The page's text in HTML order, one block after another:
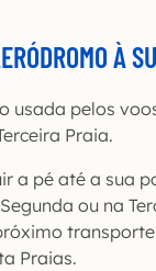
À
usada pelos
Praia.
a pé até a sua
ou na
Praias.